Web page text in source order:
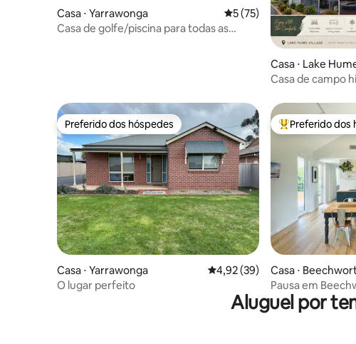
Casa ⋅ Yarrawonga 5 de uma avaliação média
5 (75)
Casa de golfe/piscina para todas as
Casa ⋅ Lake
Casa de campo
Preferido dos hóspedes
Preferido dos hóspedes
Casa ⋅ Yarrawonga 4,92 de uma avaliação média
4,92 (39)
O lugar perfeito
Entre os
Preferido dos
Casa ⋅
Pausa em
Aluguel por